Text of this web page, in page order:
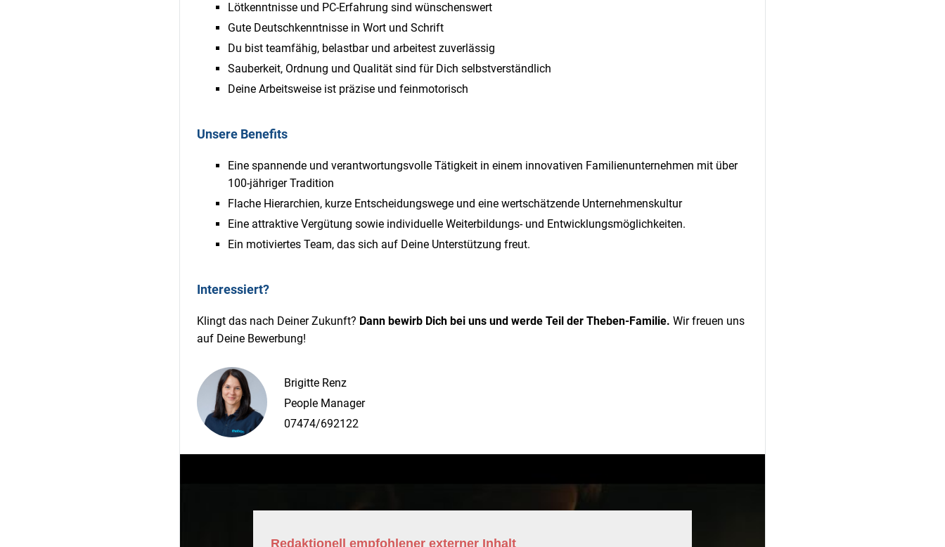
Lötkenntnisse und PC-Erfahrung sind wünschenswert
Gute Deutschkenntnisse in Wort und Schrift
Du bist teamfähig, belastbar und arbeitest zuverlässig
Sauberkeit, Ordnung und Qualität sind für Dich selbstverständlich
Deine Arbeitsweise ist präzise und feinmotorisch
Unsere Benefits
Eine spannende und verantwortungsvolle Tätigkeit in einem innovativen Familienunternehmen mit über
100-jähriger Tradition
Flache Hierarchien, kurze Entscheidungswege und eine wertschätzende Unternehmenskultur
Eine attraktive Vergütung sowie individuelle Weiterbildungs- und Entwicklungsmöglichkeiten.
Ein motiviertes Team, das sich auf Deine Unterstützung freut.
Interessiert?
Klingt das nach Deiner Zukunft? Dann bewirb Dich bei uns und werde Teil der Theben-Familie. Wir freuen uns
auf Deine Bewerbung!
Brigitte Renz
People Manager
07474/692122
Redaktionell empfohlener externer Inhalt